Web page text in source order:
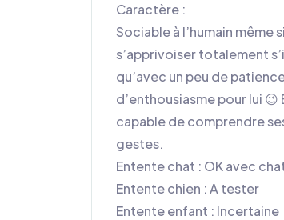
Caractère :
Sociable à l’humain
s’apprivoiser totalement
qu’avec un peu de
d’enthousiasme pour lui
capable de comprendre
gestes.
Entente chat : OK avec
Entente chien : A tester
Entente enfant : Incertaine